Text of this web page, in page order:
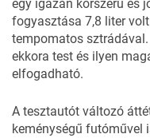
egy igazán korszerű és
fogyasztása 7,8 liter
tempomatos sztrádával.
ekkora test és ilyen
elfogadható.
A tesztautót változó
keménységű futóművel